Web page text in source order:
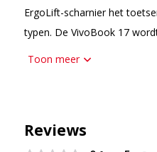
ErgoLift-scharnier het
typen. De VivoBook 17
inspireert u om nieuwe
Toon meer
Reviews